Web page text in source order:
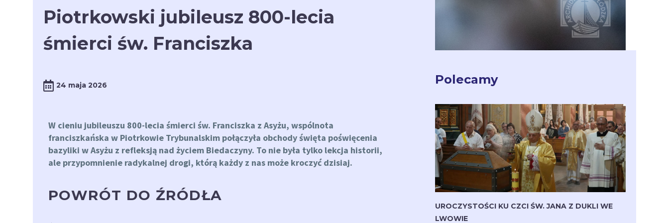
Piotrkowski jubileusz 800-lecia
śmierci św. Franciszka
24 maja 2026
W cieniu jubileuszu 800-lecia śmierci św. Franciszka z Asyżu, wspólnota
franciszkańska w Piotrkowie Trybunalskim połączyła obchody święta poświęcenia
bazyliki w Asyżu z refleksją nad życiem Biedaczyny. To nie była tylko lekcja historii,
ale przypomnienie radykalnej drogi, którą każdy z nas może kroczyć dzisiaj.
POWRÓT DO ŹRÓDŁA
Polecamy
UROCZYSTOŚCI KU CZCI ŚW. JANA Z DUKLI WE
LWOWIE